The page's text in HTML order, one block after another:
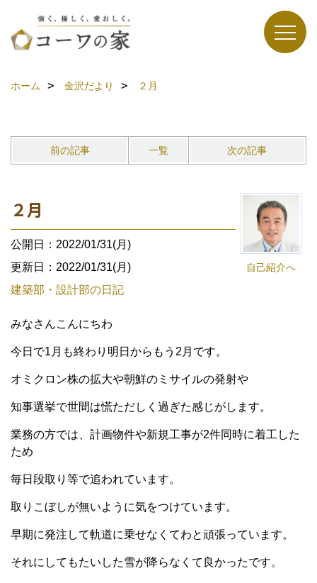
ホーム 金沢だより ２月
前の記事 一覧 次の記事
自己紹介へ
２月
公開日：2022/01/31(月)
更新日：2022/01/31(月)
建築部・設計部の日記
みなさんこんにちわ
今日で1月も終わり明日からもう2月です。
オミクロン株の拡大や朝鮮のミサイルの発射や
知事選挙で世間は慌ただしく過ぎた感じがします。
業務の方では、計画物件や新規工事が2件同時に着工した
ため
毎日段取り等で追われています。
取りこぼしが無いように気をつけています。
早期に発注して軌道に乗せなくてわと頑張っています。
それにしてもたいした雪が降らなくて良かったです。